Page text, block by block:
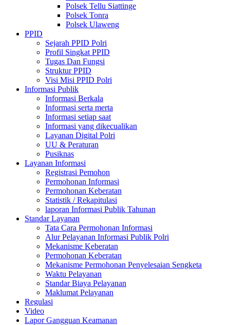
Polsek Tellu Siattinge
Polsek Tonra
Polsek Ulaweng
PPID
Sejarah PPID Polri
Profil Singkat PPID
Tugas Dan Fungsi
Struktur PPID
Visi Misi PPID Polri
Informasi Publik
Informasi Berkala
Informasi serta merta
Informasi setiap saat
Informasi yang dikecualikan
Layanan Digital Polri
UU & Peraturan
Pusiknas
Layanan Informasi
Registrasi Pemohon
Permohonan Informasi
Permohonan Keberatan
Statistik / Rekapitulasi
laporan Informasi Publik Tahunan
Standar Layanan
Tata Cara Permohonan Informasi
Alur Pelayanan Informasi Publik Polri
Mekanisme Keberatan
Permohonan Keberatan
Mekanisme Permohonan Penyelesaian Sengketa
Waktu Pelayanan
Standar Biaya Pelayanan
Maklumat Pelayanan
Regulasi
Video
Lapor Gangguan Keamanan